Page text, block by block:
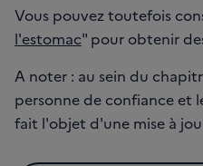
Vous pouvez toutefois
l'estomac" pour obtenir
A noter : au sein du
personne de confiance et
fait l'objet d'une mise à